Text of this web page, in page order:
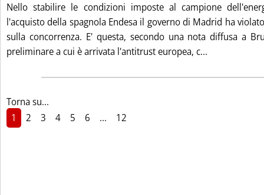
Nello stabilire le condizioni imposte al campione
l'acquisto della spagnola Endesa il governo di Madrid ha
sulla concorrenza. E' questa, secondo una nota diffusa a
preliminare a cui è arrivata l'antitrust europea, c...
Torna su...
1
2 3 4 5 6 ... 12